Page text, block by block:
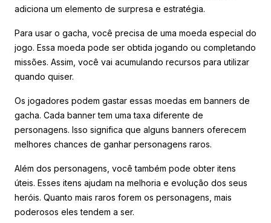
adiciona um elemento de surpresa e estratégia.
Para usar o gacha, você precisa de uma moeda especial do
jogo. Essa moeda pode ser obtida jogando ou completando
missões. Assim, você vai acumulando recursos para utilizar
quando quiser.
Os jogadores podem gastar essas moedas em banners de
gacha. Cada banner tem uma taxa diferente de
personagens. Isso significa que alguns banners oferecem
melhores chances de ganhar personagens raros.
Além dos personagens, você também pode obter itens
úteis. Esses itens ajudam na melhoria e evolução dos seus
heróis. Quanto mais raros forem os personagens, mais
poderosos eles tendem a ser.